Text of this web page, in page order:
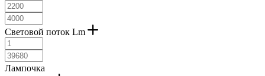
Световой поток Lm
Лампочка